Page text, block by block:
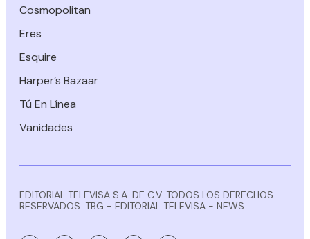
Cosmopolitan
Eres
Esquire
Harper’s Bazaar
Tú En Línea
Vanidades
EDITORIAL TELEVISA S.A. DE C.V. TODOS LOS DERECHOS
RESERVADOS. TBG - EDITORIAL TELEVISA - NEWS